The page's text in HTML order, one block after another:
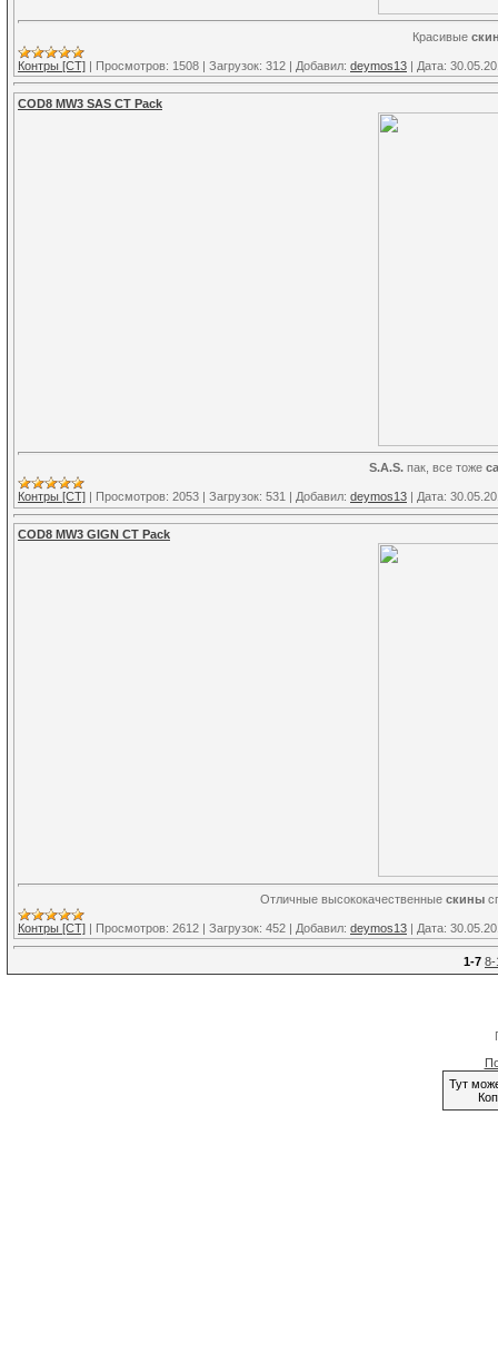
Красивые
Контры [CT] | Просмотров: 1508 | Загрузок: 312 | Добавил: deymos13 | Дата:
COD8 MW3 SAS CT Pack
S.A.S. пак, все тоже
Контры [CT] Просмотров: 2053 Загрузок: 531 Добавил: deymos13 Дата:
COD8 MW3 GIGN CT Pack
Отличные высококачественные скины
Контры [CT] | Просмотров: 2612 | Загрузок: 452 | Добавил: deymos13 | Дата:
1-7 8-
Тут